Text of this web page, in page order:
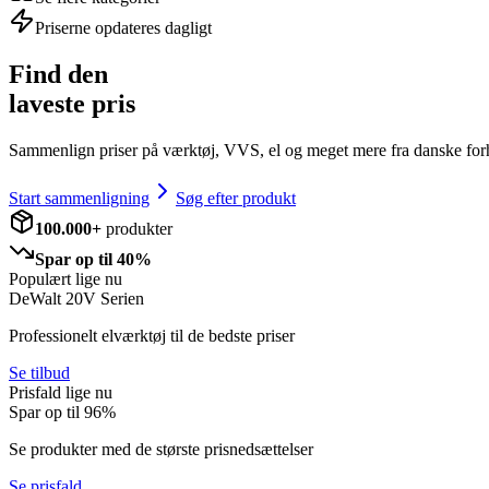
Priserne opdateres dagligt
Find den
laveste pris
Sammenlign priser på værktøj, VVS, el og meget mere fra danske
Start sammenligning
Søg efter produkt
100.000+ produkter
Spar op til 40%
Populært lige nu
DeWalt 20V Serien
Professionelt elværktøj til de bedste priser
Se tilbud
Prisfald lige nu
Spar op til 96%
Se produkter med de største prisnedsættelser